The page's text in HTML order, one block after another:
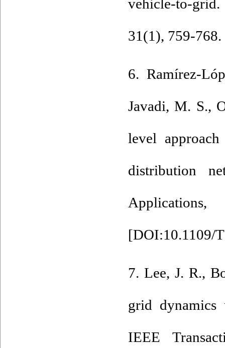
vehicle-to-
31(1), 759-
6. Ramírez-
Javadi, M. S.,
level
distribution
[DOI:10.1109/
7. Lee, J. R.,
grid dynamics
IEEE